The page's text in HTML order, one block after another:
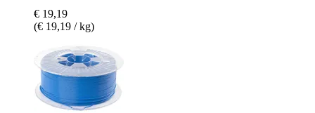
€ 19,19
(€ 19,19 / kg)